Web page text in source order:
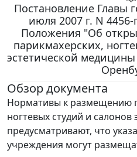
Постановление Главы
июля 2007 г. N
Положения "Об
парикмахерских,
эстетической
Обзор документа
Нормативы к размещению
ногтевых студий и
предусматривают, что
учреждения могут